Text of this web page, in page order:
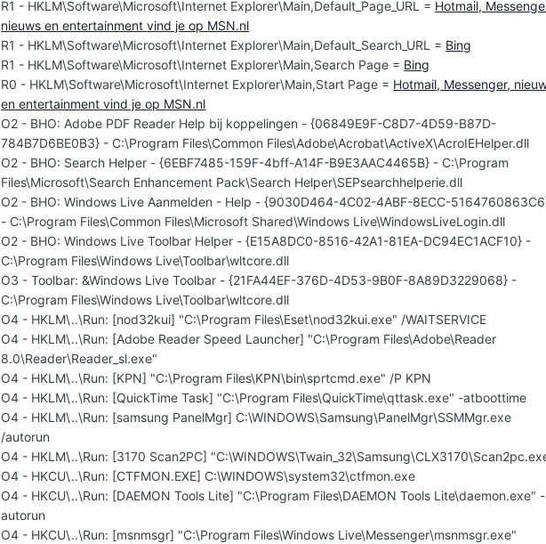
R1 - HKLM\Software\Microsoft\Internet Explorer\Main,Default_Page_URL = Hotmail,
nieuws en entertainment vind je op MSN.nl
R1 - HKLM\Software\Microsoft\Internet Explorer\Main,Default_Search_URL = Bing
R1 - HKLM\Software\Microsoft\Internet Explorer\Main,Search Page = Bing
R0 - HKLM\Software\Microsoft\Internet Explorer\Main,Start Page = Hotmail, Messenger,
en entertainment vind je op MSN.nl
O2 - BHO: Adobe PDF Reader Help bij koppelingen - {06849E9F-C8D7-4D59-B87D-
784B7D6BE0B3} - C:\Program Files\Common Files\Adobe\Acrobat\ActiveX\AcroIEHelper.dll
O2 - BHO: Search Helper - {6EBF7485-159F-4bff-A14F-B9E3AAC4465B} - C:\Program
Files\Microsoft\Search Enhancement Pack\Search Helper\SEPsearchhelperie.dll
O2 - BHO: Windows Live Aanmelden - Help - {9030D464-4C02-4ABF-8ECC-
- C:\Program Files\Common Files\Microsoft Shared\Windows Live\WindowsLiveLogin.dll
O2 - BHO: Windows Live Toolbar Helper - {E15A8DC0-8516-42A1-81EA-DC94EC1ACF10} -
C:\Program Files\Windows Live\Toolbar\wltcore.dll
O3 - Toolbar: &Windows Live Toolbar - {21FA44EF-376D-4D53-9B0F-8A89D3229068} -
C:\Program Files\Windows Live\Toolbar\wltcore.dll
O4 - HKLM\..\Run: [nod32kui] "C:\Program Files\Eset\nod32kui.exe" /WAITSERVICE
O4 - HKLM\..\Run: [Adobe Reader Speed Launcher] "C:\Program Files\Adobe\Reader
8.0\Reader\Reader_sl.exe"
O4 - HKLM\..\Run: [KPN] "C:\Program Files\KPN\bin\sprtcmd.exe" /P KPN
O4 - HKLM\..\Run: [QuickTime Task] "C:\Program Files\QuickTime\qttask.exe" -atboottime
O4 - HKLM\..\Run: [samsung PanelMgr] C:\WINDOWS\Samsung\PanelMgr\SSMMgr.exe
/autorun
O4 - HKLM\..\Run: [3170 Scan2PC]
O4 - HKCU\..\Run: [CTFMON.EXE] C:\WINDOWS\system32\ctfmon.exe
O4 - HKCU\..\Run: [DAEMON Tools Lite] "C:\Program Files\DAEMON Tools Lite\daemon.exe" -
autorun
O4 - HKCU\..\Run: [msnmsgr] "C:\Program Files\Windows Live\Messenger\msnmsgr.exe"